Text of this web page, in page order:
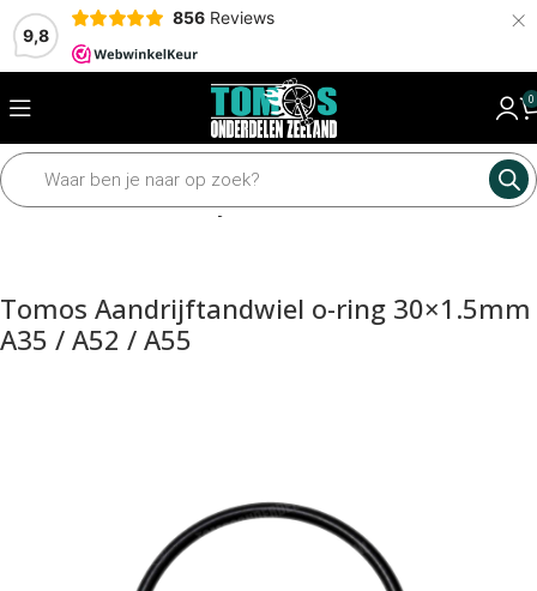
9,8
856 Reviews ×
0
Home Motordelen Aandrijfdelen
Tomos Aandrijftandwiel o-ring 30×1.5mm
A35 / A52 / A55